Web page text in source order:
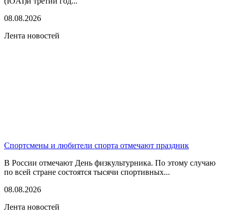
08.08.2026
Лента новостей
Спортсмены и любители спорта отмечают праздник
В России отмечают День физкультурника. По этому случаю
по всей стране состоятся тысячи спортивных...
08.08.2026
Лента новостей